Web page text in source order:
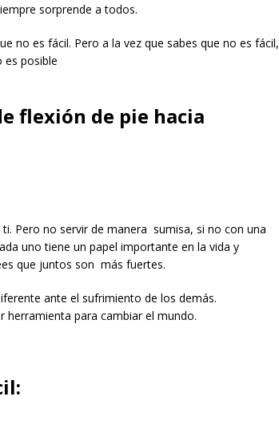
sorprende a todos.
no es fácil. Pero a la vez que sabes que no es fácil,
es posible
flexión de pie hacia
Pero no servir de manera sumisa, si no con una
uno tiene un papel importante en la vida y
que juntos son más fuertes.
ante el sufrimiento de los demás.
herramienta para cambiar el mundo.